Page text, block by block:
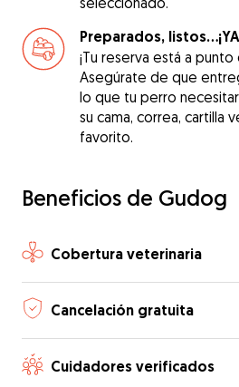
Preparados,
¡Tu reserva está a
Asegúrate de que
lo que tu perro
su cama, correa, cartilla
favorito.
Beneficios de Gudog
Cobertura veterinaria
Cancelación gratuita
Cuidadores verificados